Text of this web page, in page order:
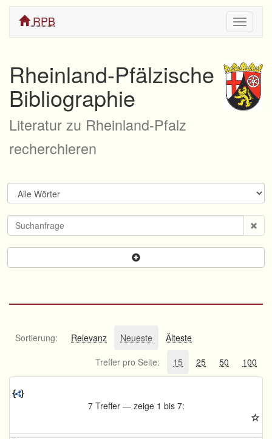
ein/
RPB
Rheinland-Pfälzische
Bibliographie
Literatur zu Rheinland-Pfalz
recherchieren
Sortierung: Relevanz Neueste
Älteste
Treffer pro Seite:
15 25 50 100
7 Treffer — zeige 1 bis 7: